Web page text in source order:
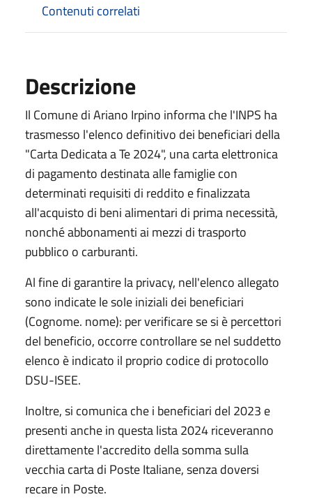
Contenuti correlati
Descrizione
Il Comune di Ariano Irpino informa che l'INPS ha
trasmesso l'elenco definitivo dei beneficiari della
"Carta Dedicata a Te 2024", una carta elettronica
di pagamento destinata alle famiglie con
determinati requisiti di reddito e finalizzata
all'acquisto di beni alimentari di prima necessità,
nonché abbonamenti ai mezzi di trasporto
pubblico o carburanti.
Al fine di garantire la privacy, nell'elenco allegato
sono indicate le sole iniziali dei beneficiari
(Cognome. nome): per verificare se si è percettori
del beneficio, occorre controllare se nel suddetto
elenco è indicato il proprio codice di protocollo
DSU-ISEE.
Inoltre, si comunica che i beneficiari del 2023 e
presenti anche in questa lista 2024 riceveranno
direttamente l'accredito della somma sulla
vecchia carta di Poste Italiane, senza doversi
recare in Poste.